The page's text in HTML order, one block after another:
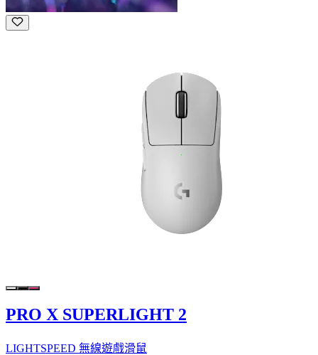
PRO X SUPERLIGHT 2
LIGHTSPEED 無線遊戲滑鼠